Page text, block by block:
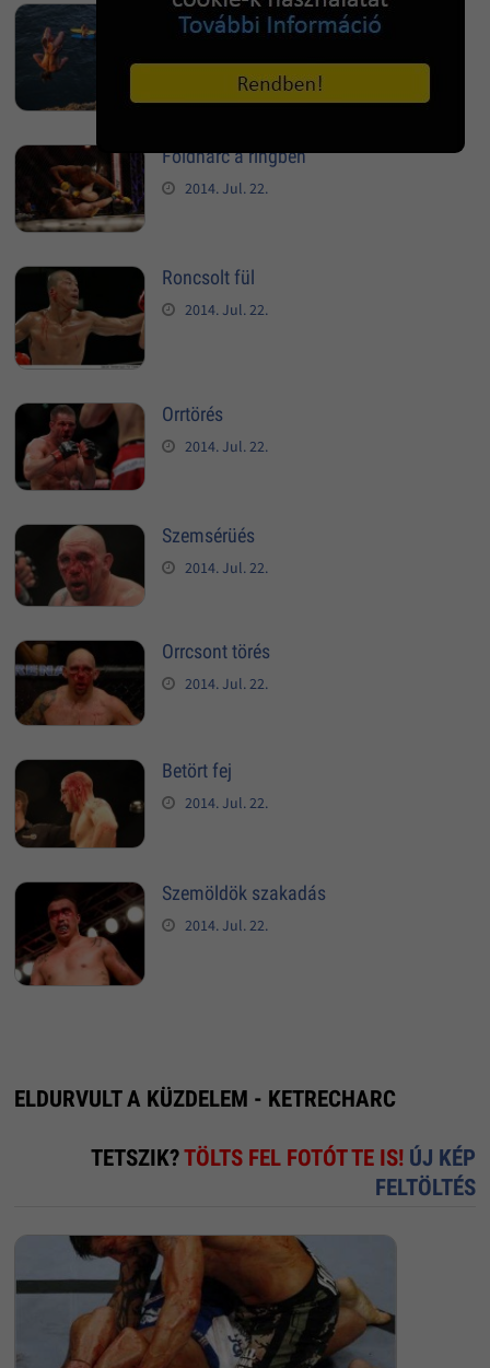
Extrém szaltó szikláról
Földharc a ringben
2014. Jul. 22.
Roncsolt fül
2014. Jul. 22.
Orrtörés
2014. Jul. 22.
Szemsérüés
2014. Jul. 22.
Orrcsont törés
2014. Jul. 22.
Betört fej
2014. Jul. 22.
Szemöldök szakadás
2014. Jul. 22.
ELDURVULT A KÜZDELEM - KETRECHARC
TETSZIK?TÖLTS FEL FOTÓT TE IS! ÚJ KÉP
FELTÖLTÉS